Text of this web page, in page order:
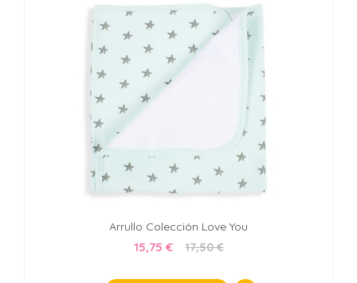
Arrullo Colección Love You
15,75 € 17,50 €